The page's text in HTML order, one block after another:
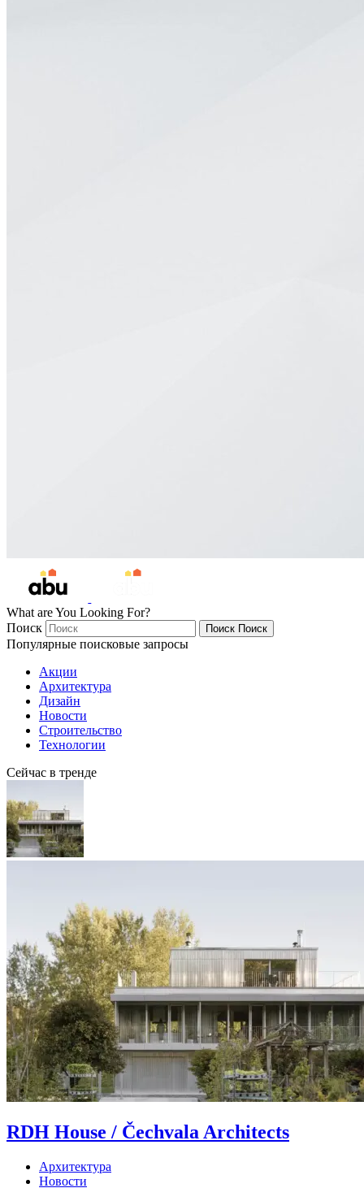
What are You Looking For?
Поиск
Поиск Поиск
Популярные поисковые запросы
Акции
Архитектура
Дизайн
Новости
Строительство
Технологии
Сейчас в тренде
RDH House / Čechvala Architects
Архитектура
Новости